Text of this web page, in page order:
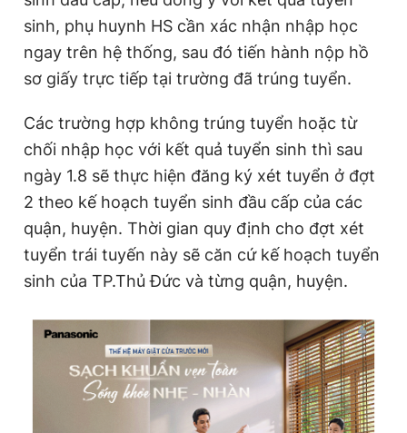
sinh, phụ huynh HS cần xác nhận nhập học
ngay trên hệ thống, sau đó tiến hành nộp hồ
sơ giấy trực tiếp tại trường đã trúng tuyển.
Các trường hợp không trúng tuyển hoặc từ
chối nhập học với kết quả tuyển sinh thì sau
ngày 1.8 sẽ thực hiện đăng ký xét tuyển ở đợt
2 theo kế hoạch tuyển sinh đầu cấp của các
quận, huyện. Thời gian quy định cho đợt xét
tuyển trái tuyến này sẽ căn cứ kế hoạch tuyển
sinh của TP.Thủ Đức và từng quận, huyện.